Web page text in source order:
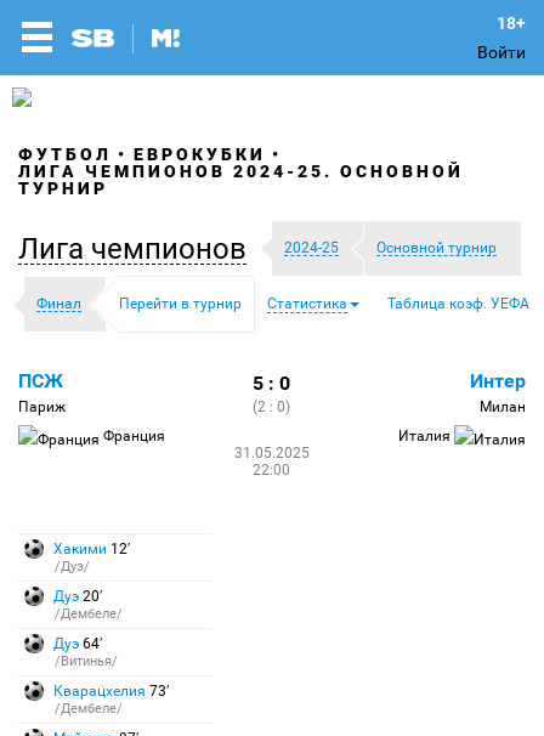
Войти
ФУТБОЛ
ЕВРОКУБКИ
ЛИГА ЧЕМПИОНОВ 2024-25. ОСНОВНОЙ
ТУРНИР
Лига чемпионов 2024-25 Основной турнир
Финал Перейти в турнир Статистика Таблица коэф. УЕФА
ПСЖ
Париж
Франция
5 : 0
(2 : 0)
31.05.2025
22:00
Интер
Милан
Италия
Хакими 12′
/Дуэ/
Дуэ 20′
/Дембеле/
Дуэ 64′
/Витинья/
Кварацхелия 73′
/Дембеле/